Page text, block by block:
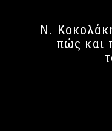
Ν.
πώς και